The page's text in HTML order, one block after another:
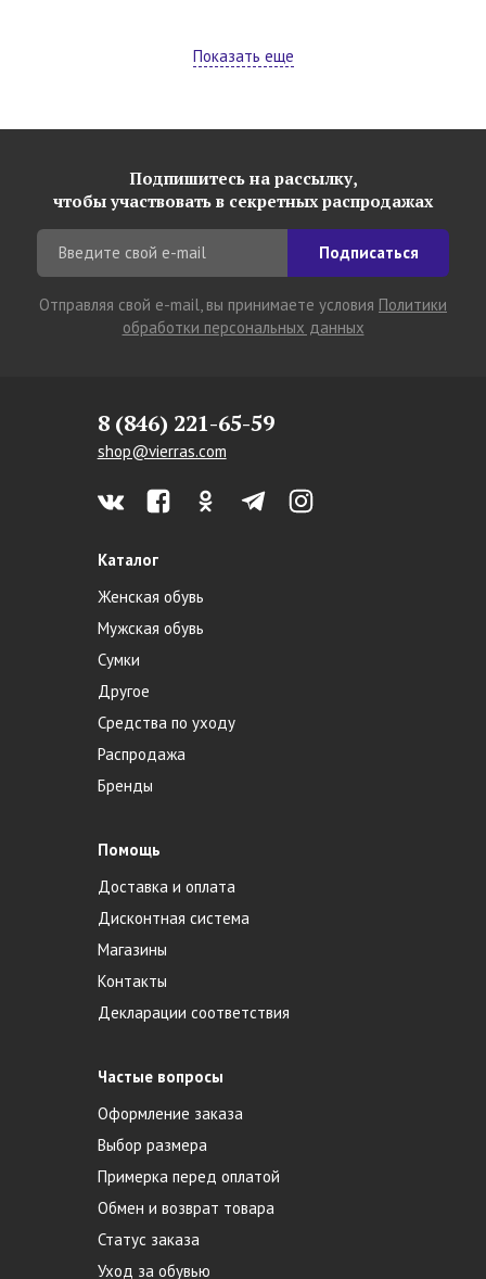
Показать еще
Подпишитесь на рассылку,
чтобы участвовать в секретных распродажах
Подписаться
Отправляя свой e-mail, вы принимаете условия Политики
обработки персональных данных
8 (846) 221-65-59
shop@vierras.com
Каталог
Женская обувь
Мужская обувь
Сумки
Другое
Средства по уходу
Распродажа
Бренды
Помощь
Доставка и оплата
Дисконтная система
Магазины
Контакты
Декларации соответствия
Частые вопросы
Оформление заказа
Выбор размера
Примерка перед оплатой
Обмен и возврат товара
Статус заказа
Уход за обувью